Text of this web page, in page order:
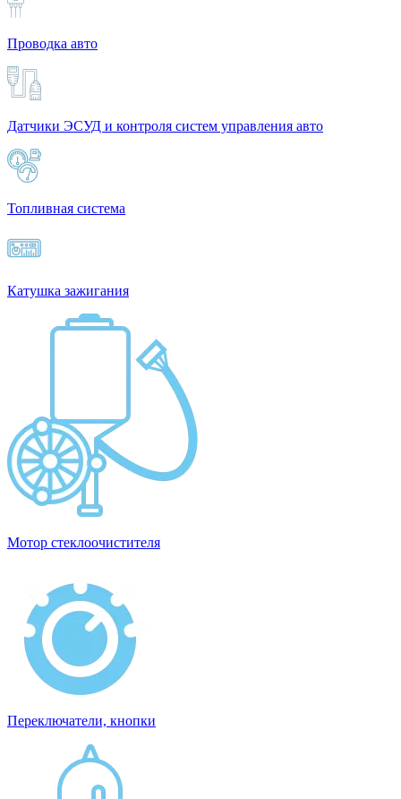
Проводка авто
Датчики ЭСУД и контроля систем управления авто
Топливная система
Катушка зажигания
Мотор стеклоочистителя
Переключатели, кнопки